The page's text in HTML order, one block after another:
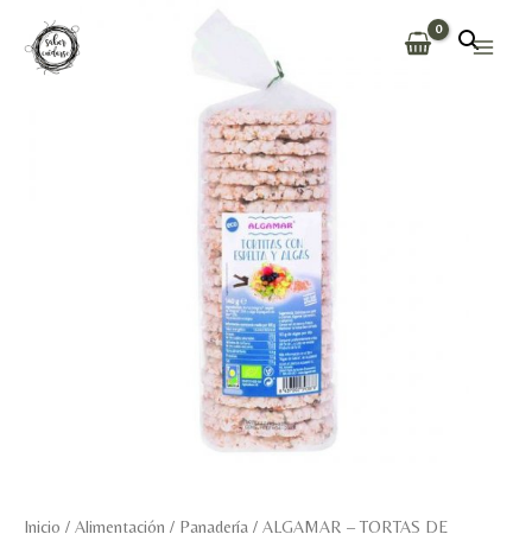
contenido
Inicio / Alimentación / Panadería / ALGAMAR – TORTAS DE